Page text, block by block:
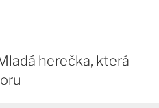
herečka, která